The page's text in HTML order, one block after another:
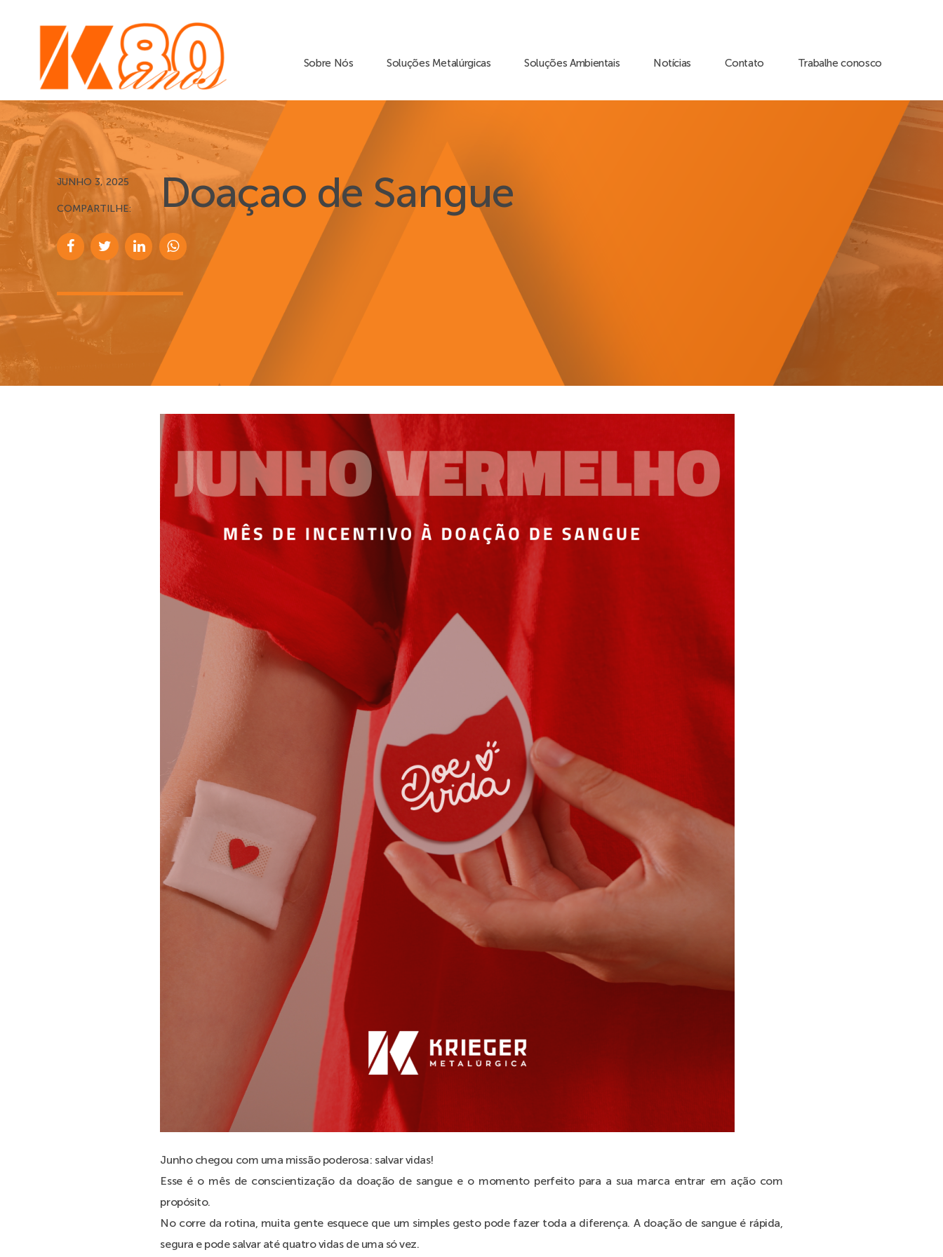
Sobre Nós Soluções Metalúrgicas Soluções Ambientais Notícias Contato Trabalhe conosco
Doaçao de Sangue
JUNHO 3, 2025
COMPARTILHE:
Junho chegou com uma missão poderosa: salvar vidas!
Esse é o mês de conscientização da doação de sangue e o momento perfeito para a sua marca entrar em ação com
propósito.
No corre da rotina, muita gente esquece que um simples gesto pode fazer toda a diferença. A doação de sangue é rápida,
segura e pode salvar até quatro vidas de uma só vez.